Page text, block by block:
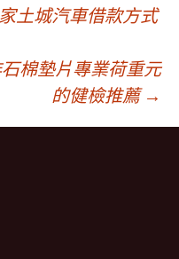
土城汽車借款方式
棉墊片專業荷重元
的健檢推薦 →